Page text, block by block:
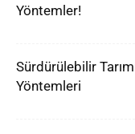
Yöntemler!
Sürdürülebilir
Yöntemleri